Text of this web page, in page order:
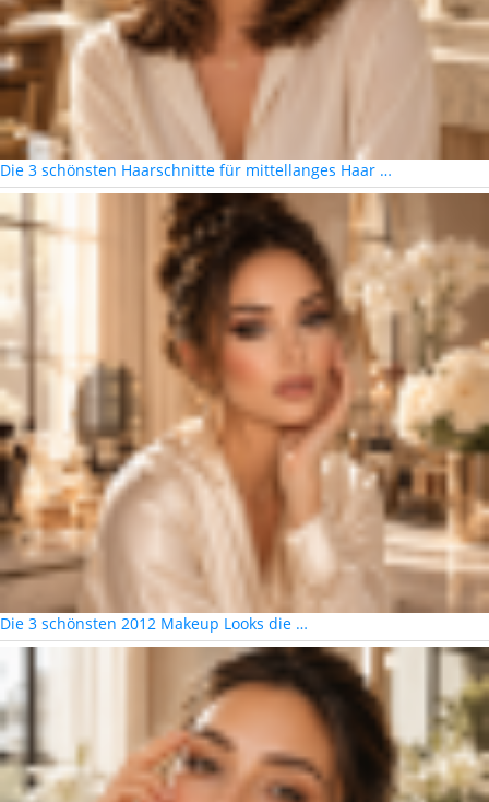
Die 3 schönsten Haarschnitte für mittellanges Haar …
Die 3 schönsten 2012 Makeup Looks die …